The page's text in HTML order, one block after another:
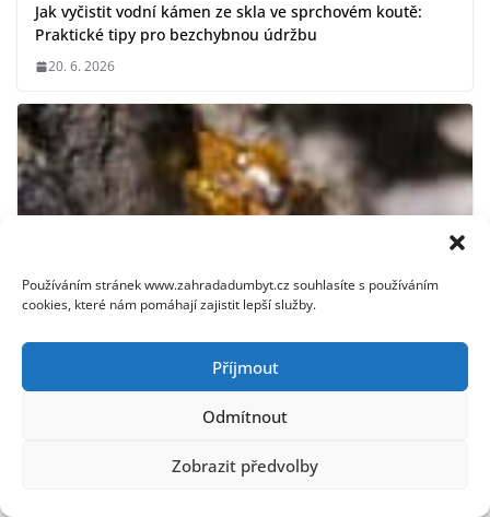
Používáním stránek www.zahradadumbyt.cz souhlasíte s používáním
cookies, které nám pomáhají zajistit lepší služby.
Příjmout
Odmítnout
Zobrazit předvolby
Jak vyčistit vodní kámen ze skla ve sprchovém koutě:
Praktické tipy pro bezchybnou údržbu
20. 6. 2026